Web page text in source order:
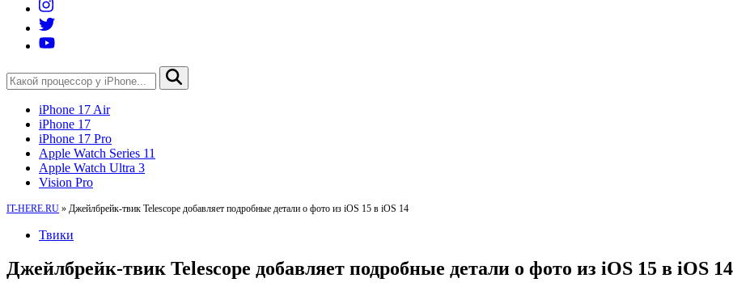
iPhone 17 Air
iPhone 17
iPhone 17 Pro
Apple Watch Series 11
Apple Watch Ultra 3
Vision Pro
IT-HERE.RU » Джейлбрейк-твик Telescope добавляет подробные детали о фото из iOS 15 в iOS 14
Твики
Джейлбрейк-твик Telescope добавляет подробные детали о фото из iOS 15 в iOS 14